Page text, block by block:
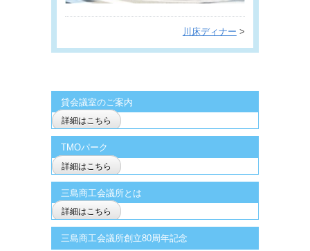
川床ディナー >
貸会議室のご案内
詳細はこちら
TMOパーク
詳細はこちら
三島商工会議所とは
詳細はこちら
三島商工会議所創立80周年記念